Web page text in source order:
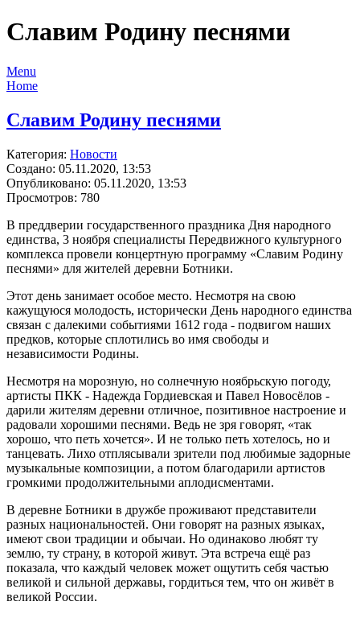
Славим Родину песнями
Menu
Home
Славим Родину песнями
Категория: Новости
Создано: 05.11.2020, 13:53
Опубликовано: 05.11.2020, 13:53
Просмотров: 780
В преддверии государственного праздника Дня народного
единства, 3 ноября специалисты Передвижного культурного
комплекса провели концертную программу «Славим Родину
песнями» для жителей деревни Ботники.
Этот день занимает особое место. Несмотря на свою
кажущуюся молодость, исторически День народного единства
связан с далекими событиями 1612 года - подвигом наших
предков, которые сплотились во имя свободы и
независимости Родины.
Несмотря на морозную, но солнечную ноябрьскую погоду,
артисты ПКК - Надежда Гордиевская и Павел Новосёлов -
дарили жителям деревни отличное, позитивное настроение и
радовали хорошими песнями. Ведь не зря говорят, «так
хорошо, что петь хочется». И не только петь хотелось, но и
танцевать. Лихо отплясывали зрители под любимые задорные
музыкальные композиции, а потом благодарили артистов
громкими продолжительными аплодисментами.
В деревне Ботники в дружбе проживают представители
разных национальностей. Они говорят на разных языках,
имеют свои традиции и обычаи. Но одинаково любят ту
землю, ту страну, в которой живут. Эта встреча ещё раз
показала, что каждый человек может ощутить себя частью
великой и сильной державы, гордиться тем, что он живёт в
великой России.